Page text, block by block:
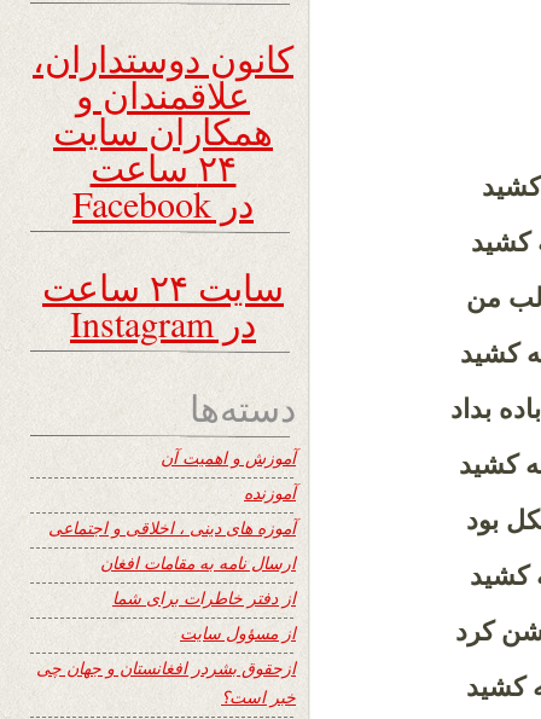
کشید
لب من
کشید
بداد
کشید
بود
کشید
کرد
کشید
کانون دوستداران،
علاقمندان و
همکاران سایت
۲۴ ساعت
در Facebook
سایت ۲۴ ساعت
در Instagram
دسته‌ها
آموزش و اهمیت آن
آموزنده
آموزه های دینی ، اخلاقی و اجتماعی
ارسال نامه به مقامات افغان
از دفتر خاطرات برای شما
از مسؤول سایت
ازحقوق بشردر افغانستان و جهان چی
خبر است؟